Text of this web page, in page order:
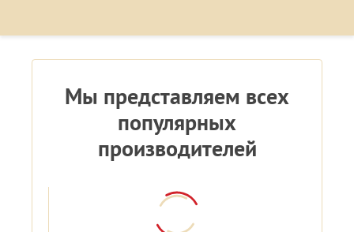
Мы представляем всех
популярных
производителей